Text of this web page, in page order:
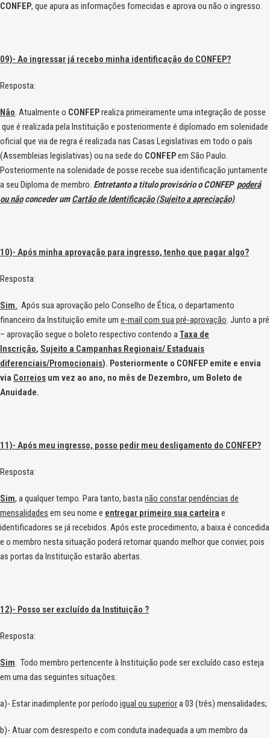
CONFEP, que apura as informações fornecidas e aprova ou não o ingresso.
09)- Ao ingressar já recebo minha identificação do CONFEP?
Resposta:
Não. Atualmente o CONFEPrealiza primeiramente uma integração de posse
que é realizada pela Instituição e posteriormente é diplomado em solenidade
oficial que via de regra é realizada nas Casas Legislativas em todo o país
(Assembleias legislativas) ou na sede do CONFEPem São Paulo.
Posteriormente na solenidade de posse recebe sua identificação juntamente
a seu Diploma de membro. Entretanto a titulo provisório o CONFEP poderá
ou nãoconceder umCartão de Identificação (Sujeito a apreciação).
10)- Após minha aprovação para ingresso, tenho que pagar algo?
Resposta:
Sim. Após sua aprovação pelo Conselho de Ética, o departamento
financeiro da Instituição emite um e-mail com sua pré-aprovação. Junto a pré
– aprovação segue o boleto respectivo contendo aTaxa de
Inscrição, Sujeito a Campanhas Regionais/ Estaduais
diferenciais/Promocionais). Posteriormente o CONFEP emite e envia
via Correios um vez ao ano, no mês de Dezembro, um Boleto de
Anuidade.
11)- Após meu ingresso, posso pedir meu desligamento do CONFEP?
Resposta:
Sim, a qualquer tempo. Para tanto, bastanão constar pendências de
mensalidades em seu nome e entregar primeiro sua carteira e
identificadores se já recebidos. Após este procedimento, a baixa é concedida
e o membro nesta situação poderá retornar quando melhor que convier, pois
as portas da Instituição estarão abertas.
12)- Posso ser excluído da Instituição ?
Resposta:
Sim. Todo membro pertencente à Instituição pode ser excluído caso esteja
em uma das seguintes situações:
a)- Estar inadimplente por período igual ou superiora 03 (três) mensalidades;
b)- Atuar com desrespeito e com conduta inadequada a um membro da